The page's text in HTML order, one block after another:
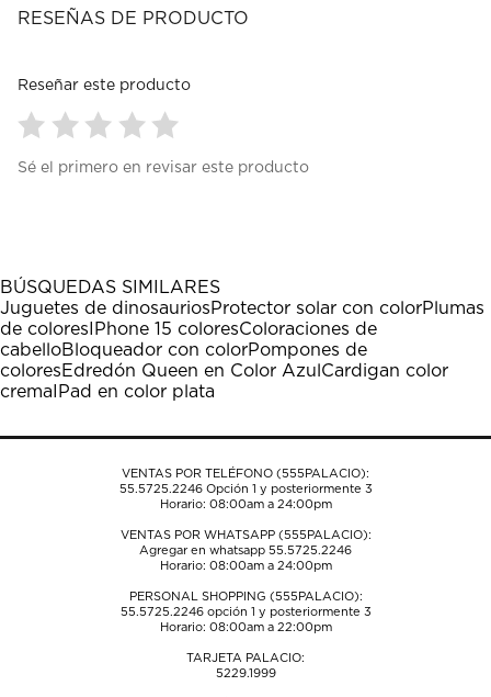
RESEÑAS DE PRODUCTO
Reseñar este producto
para
1
estrella
Esta
acción
abrirá
el
formulario
envío.
para
estrellas.
Esta
acción
abrirá
el
formulario
envío.
para
estrellas.
Esta
acción
abrirá
el
formulario
envío.
para
estrellas.
Esta
acción
abrirá
el
formulario
envío.
para
estrellas.
Esta
acción
abrirá
el
formulario
envío.
Sé el primero en revisar este producto
BÚSQUEDAS SIMILARES
Juguetes de dinosauriosProtector solar con colorPlumas
de colores IPhone 15 coloresColoraciones de
cabelloBloqueador con colorPompones de
coloresEdredón Queen en Color Azul Cardigan color
crema IPad en color plata
VENTAS POR TELÉFONO (555PALACIO):
55.5725.2246Opción 1 y posteriormente 3
Horario: 08:00am a 24:00pm
VENTAS POR WHATSAPP (555PALACIO):
Agregar en whatsapp 55.5725.2246
Horario: 08:00am a 24:00pm
PERSONAL SHOPPING (555PALACIO):
55.5725.2246opción 1 y posteriormente 3
Horario: 08:00am a 22:00pm
TARJETA PALACIO:
5229.1999